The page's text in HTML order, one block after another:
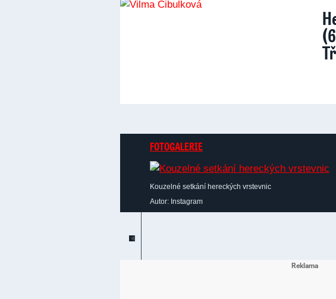
FOTOGALERIE
Kouzelné setkání hereckých vrstevnic
Autor: Instagram